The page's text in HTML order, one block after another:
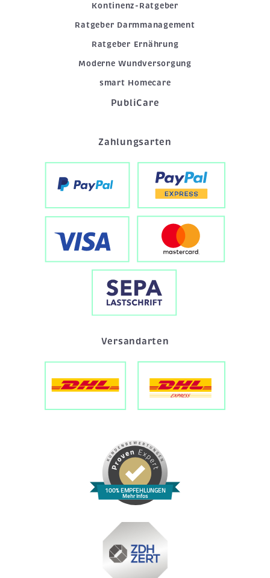
Kontinenz-Ratgeber
Ratgeber Darmmanagement
Ratgeber Ernährung
Moderne Wundversorgung
smart Homecare
PubliCare
Zahlungsarten
Versandarten
100% EMPFEHLUNGEN
Mehr Infos